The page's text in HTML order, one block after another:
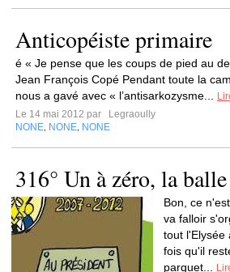
Anticopéiste primaire
é « Je pense que les coups de pied au
Jean François Copé Pendant toute la
nous a gavé avec « l’antisarkozysme...
Le 14 mai 2012 par
Legraoully
NONE NONE NONE
316° Un à zéro, la
Bon, ce
va falloir
tout l'Elysée
fois qu'il
parquet...